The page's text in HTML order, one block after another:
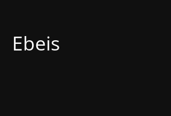
Ebeis